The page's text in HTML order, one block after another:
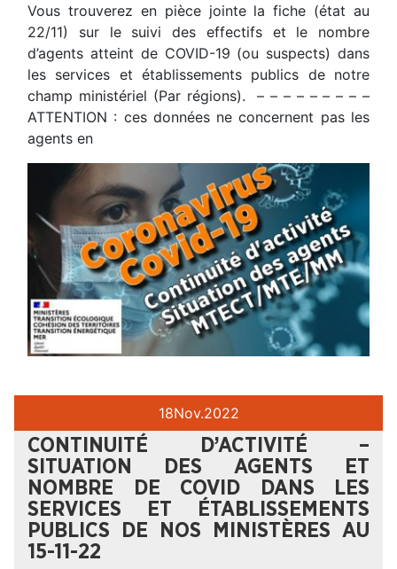
Vous trouverez en pièce jointe la fiche (état au
22/11) sur le suivi des effectifs et le nombre
d’agents atteint de COVID-19 (ou suspects) dans
les services et établissements publics de notre
champ ministériel (Par régions). – – – – – – – – –
ATTENTION : ces données ne concernent pas les
agents en
18Nov.2022
CONTINUITÉ D’ACTIVITÉ –
SITUATION DES AGENTS ET
NOMBRE DE COVID DANS LES
SERVICES ET ÉTABLISSEMENTS
PUBLICS DE NOS MINISTÈRES AU
15-11-22